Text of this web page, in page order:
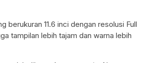
berukuran 11.6 inci dengan resolusi Full
tampilan lebih tajam dan warna lebih